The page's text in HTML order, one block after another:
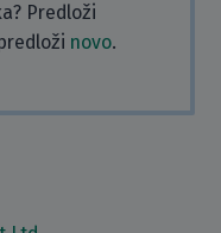
Predloži
novo.